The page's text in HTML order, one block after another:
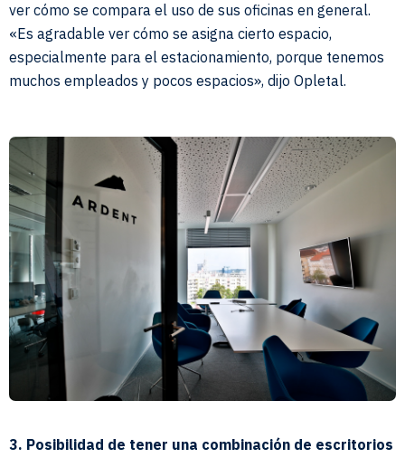
ver cómo se compara el uso de sus oficinas en general.
«Es agradable ver cómo se asigna cierto espacio,
especialmente para el estacionamiento, porque tenemos
muchos empleados y pocos espacios», dijo Opletal.
3. Posibilidad de tener una combinación de escritorios